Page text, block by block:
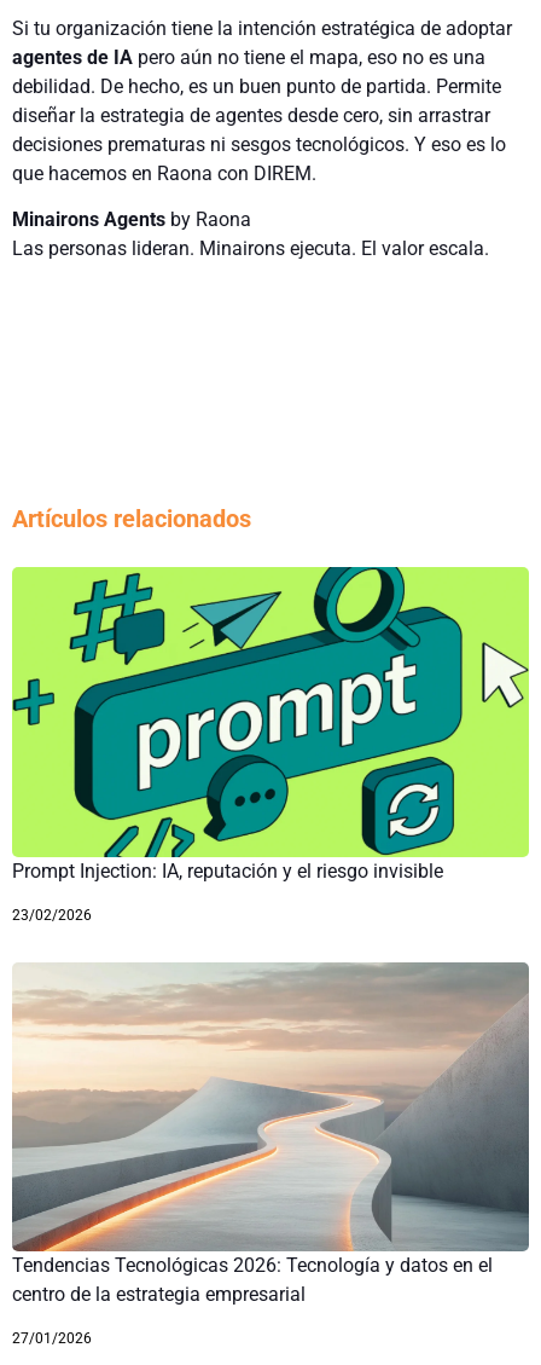
Si tu organización tiene la intención estratégica de adoptar
agentes de IA pero aún no tiene el mapa, eso no es una
debilidad. De hecho, es un buen punto de partida. Permite
diseñar la estrategia de agentes desde cero, sin arrastrar
decisiones prematuras ni sesgos tecnológicos. Y eso es lo
que hacemos en Raona con DIREM.
Minairons Agents by Raona
Las personas lideran. Minairons ejecuta. El valor escala.
Artículos relacionados
Prompt Injection: IA, reputación y el riesgo invisible
23/02/2026
Tendencias Tecnológicas 2026: Tecnología y datos en el
centro de la estrategia empresarial
27/01/2026